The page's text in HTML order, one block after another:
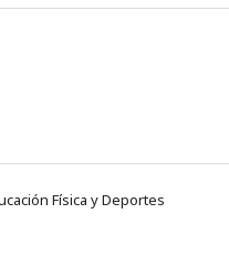
Física y Deportes